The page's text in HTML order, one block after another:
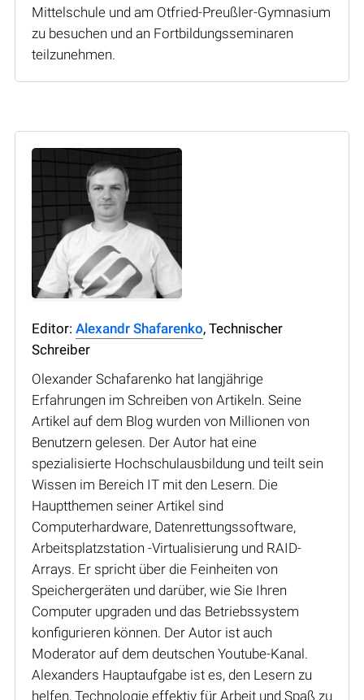
Mittelschule und am Otfried-Preußler-Gymnasium
zu besuchen und an Fortbildungsseminaren
teilzunehmen.
Editor: Alexandr Shafarenko, Technischer
Schreiber
Olexander Schafarenko hat langjährige
Erfahrungen im Schreiben von Artikeln. Seine
Artikel auf dem Blog wurden von Millionen von
Benutzern gelesen. Der Autor hat eine
spezialisierte Hochschulausbildung und teilt sein
Wissen im Bereich IT mit den Lesern. Die
Hauptthemen seiner Artikel sind
Computerhardware, Datenrettungssoftware,
Arbeitsplatzstation -Virtualisierung und RAID-
Arrays. Er spricht über die Feinheiten von
Speichergeräten und darüber, wie Sie Ihren
Computer upgraden und das Betriebssystem
konfigurieren können. Der Autor ist auch
Moderator auf dem deutschen Youtube-Kanal.
Alexanders Hauptaufgabe ist es, den Lesern zu
helfen, Technologie effektiv für Arbeit und Spaß zu